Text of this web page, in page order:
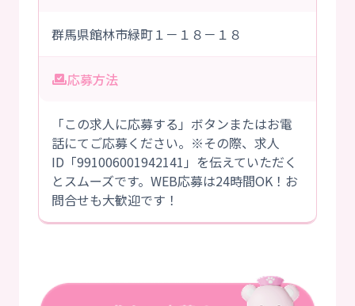
群馬県館林市緑町１－１８－１８
応募方法
「この求人に応募する」ボタンまたはお電
話にてご応募ください。※その際、求人
ID「991006001942141」を伝えていただく
とスムーズです。WEB応募は24時間OK！お
問合せも大歓迎です！